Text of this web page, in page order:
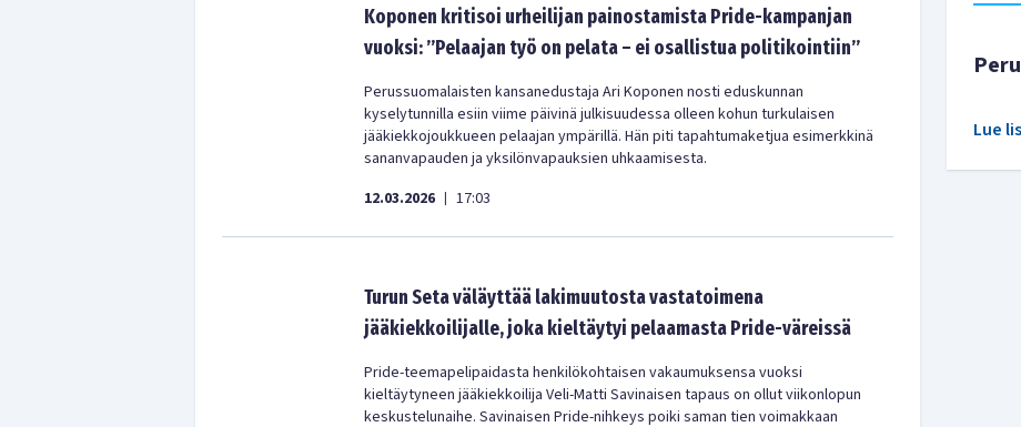
Koponen kritisoi urheilijan painostamista Pride-kampanjan
vuoksi: ”Pelaajan työ on pelata – ei osallistua politikointiin”
Perussuomalaisten kansanedustaja Ari Koponen nosti eduskunnan
kyselytunnilla esiin viime päivinä julkisuudessa olleen kohun turkulaisen
jääkiekkojoukkueen pelaajan ympärillä. Hän piti tapahtumaketjua esimerkkinä
sananvapauden ja yksilönvapauksien uhkaamisesta.
12.03.2026 | 17:03
Turun Seta väläyttää lakimuutosta vastatoimena
jääkiekkoilijalle, joka kieltäytyi pelaamasta Pride-väreissä
Pride-teemapelipaidasta henkilökohtaisen vakaumuksensa vuoksi
kieltäytyneen jääkiekkoilija Veli-Matti Savinaisen tapaus on ollut viikonlopun
keskustelunaihe. Savinaisen Pride-nihkeys poiki saman tien voimakkaan
Lue